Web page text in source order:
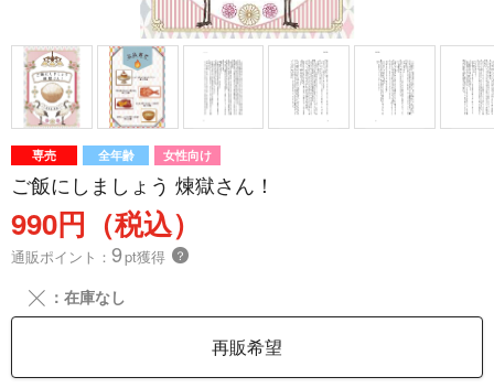
専売 全年齢 女性向け
ご飯にしましょう 煉獄さん！
990円（税込）
通販ポイント： 9pt獲得 ？
╳ ：在庫なし
再販希望